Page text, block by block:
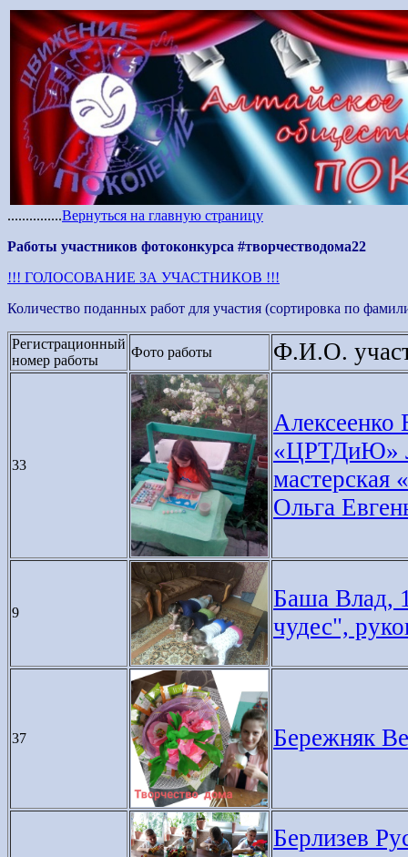
...............Вернуться на главную страницу
Работы участников фотоконкурса #творчестводома22
!!! ГОЛОСОВАНИЕ ЗА УЧАСТНИКОВ !!!
Количество поданных работ для участия (сортировка по
Регистрационный
номер работы
Фото работы Ф.И.О.
33
Алексеенко
«ЦРТДиЮ»
мастерская
Ольга
9
Баша Влад,
чудес",
37 Бережняк
Берлизев